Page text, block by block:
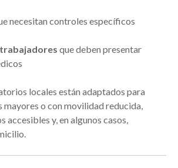
necesitan controles específicos
que deben presentar
locales están adaptados para
mayores o con movilidad reducida,
accesibles y, en algunos casos,